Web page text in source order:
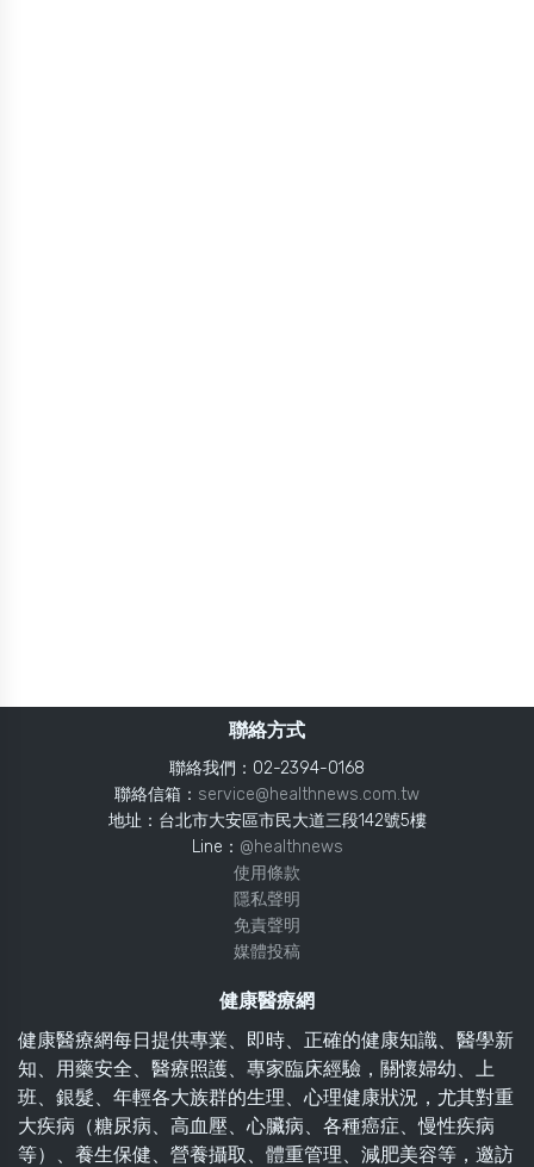
聯絡方式
聯絡我們：02-2394-0168
聯絡信箱： service@healthnews.com.tw
地址：台北市大安區市民大道三段142號5樓
Line： @healthnews
使用條款
隱私聲明
免責聲明
媒體投稿
健康醫療網
健康醫療網每日提供專業、即時、正確的健康知識、醫學新
知、用藥安全、醫療照護、專家臨床經驗，關懷婦幼、上
班、銀髮、年輕各大族群的生理、心理健康狀況，尤其對重
大疾病（糖尿病、高血壓、心臟病、各種癌症、慢性疾病
等）、養生保健、營養攝取、體重管理、減肥美容等，邀訪